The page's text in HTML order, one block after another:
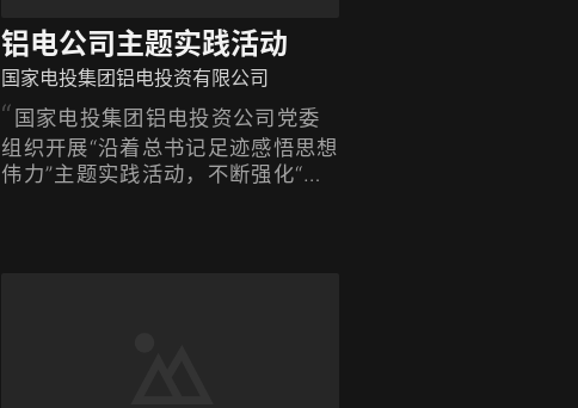
铝电公司主题实践活动
国家电投集团铝电投资有限公司
国家电投集团铝电投资公司党委
组织开展“沿着总书记足迹感悟思想
伟力”主题实践活动，不断强化“总